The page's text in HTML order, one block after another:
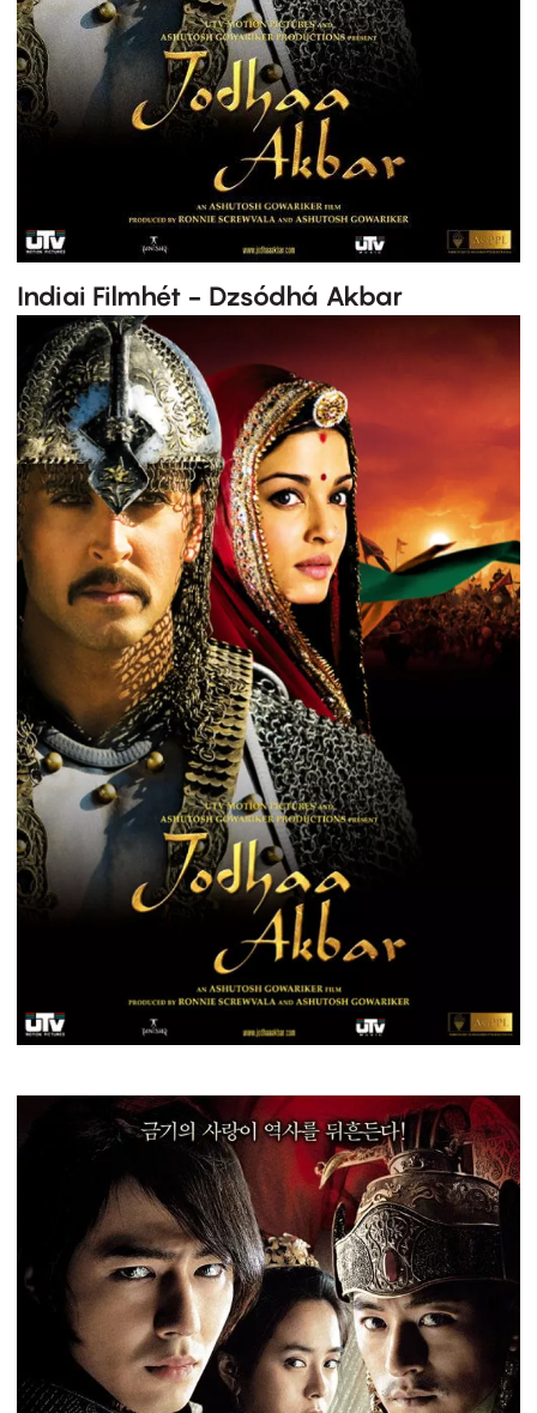
Indiai Filmhét - Dzsódhá Akbar